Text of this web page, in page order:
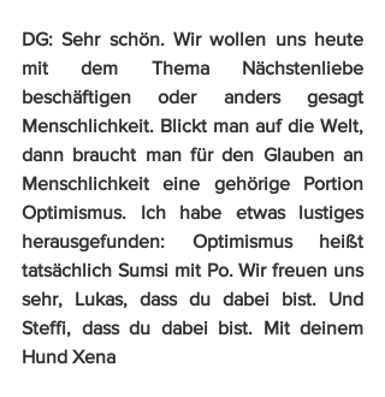
DG: Sehr schön. Wir wollen uns heute
mit dem Thema Nächstenliebe
beschäftigen oder anders gesagt
Menschlichkeit. Blickt man auf die Welt,
dann braucht man für den Glauben an
Menschlichkeit eine gehörige Portion
Optimismus. Ich habe etwas lustiges
herausgefunden: Optimismus heißt
tatsächlich Sumsi mit Po. Wir freuen uns
sehr, Lukas, dass du dabei bist. Und
Steffi, dass du dabei bist. Mit deinem
Hund Xena